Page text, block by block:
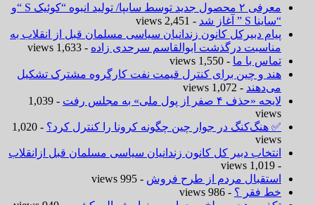
معرفی ۲ محصول جدید توسط سایپا/ تولید انبوه “کوئیک S “و
“ساینا S ” آغاز شد
- 2,451 views
پیام دبیرکل کانون زندانیان سیاسی مسلمان قبل از انقلاب به
مناسبت درگذشت ابوالقاسم سرحدی زاده - 1,633 views
تماس با ما - 1,550 views
هند و چین برای کنترل قیمت نفت کارگروه مشترک تشکیل
می‌دهند - 1,072 views
لایحه «حذف ۴ صفر از پول ملی» به مجلس رفت
- 1,039
views
✅ هنگ‌کنگ در جوار چین چگونه کرونا را کنترل کرد؟
- 1,020
views
انتخاب دبیر کل کانون زندانیان سیاسی مسلمان قبل ازانقلاب
- 1,019 views
استقبال مردم از طرح فروش - 995 views
خط فقر ؟ - 986 views